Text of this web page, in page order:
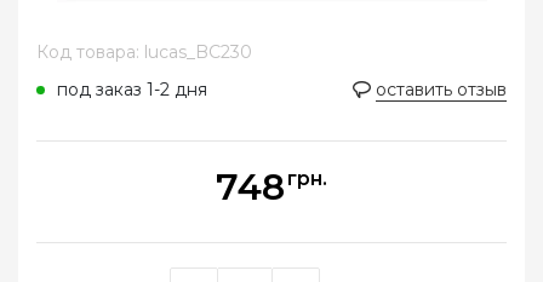
Код товара: lucas_BC230
под заказ 1-2 дня
оставить отзыв
748 грн.